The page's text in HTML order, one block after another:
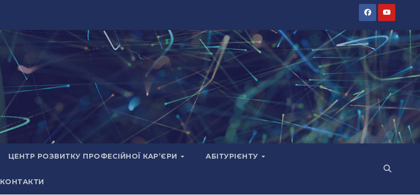
ЦЕНТР РОЗВИТКУ ПРОФЕСІЙНОЇ КАР’ЄРИ АБІТУРІЄНТУ
КОНТАКТИ